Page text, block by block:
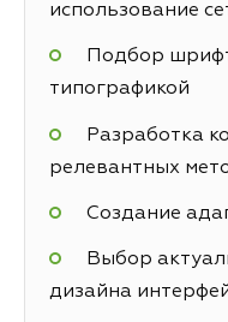
использование
Подбор
типографикой
Разработка
релевантных
Создание
Выбор
дизайна